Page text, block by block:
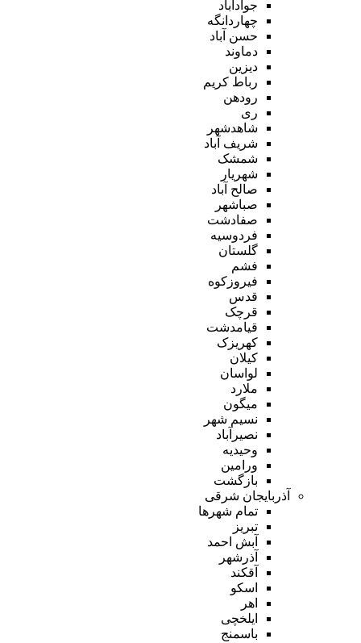
جوادآباد
چهاردانگه
حسن آباد
دماوند
دیزین
رباط کریم
رودهن
ری
شاهدشهر
شریف آباد
شمشک
شهریار
صالح آباد
صباشهر
صفادشت
فردوسیه
گلستان
فشم
فیروزکوه
قدس
قرچک
قیامدشت
کهریزک
کیلان
لواسان
ملارد
میگون
نسیم شهر
نصیرآباد
وحیدیه
ورامین
بازگشت
آذربایجان شرقی
تمام شهر‌ها
تبریز
آبش احمد
آذرشهر
آقکند
اسکو
اهر
ایلخچی
باسمنج